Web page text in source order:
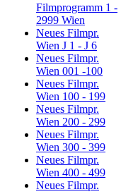
Filmprogramm 1 -
2999 Wien
Neues Filmpr.
Wien J 1 - J 6
Neues Filmpr.
Wien 001 -100
Neues Filmpr.
Wien 100 - 199
Neues Filmpr.
Wien 200 - 299
Neues Filmpr.
Wien 300 - 399
Neues Filmpr.
Wien 400 - 499
Neues Filmpr.